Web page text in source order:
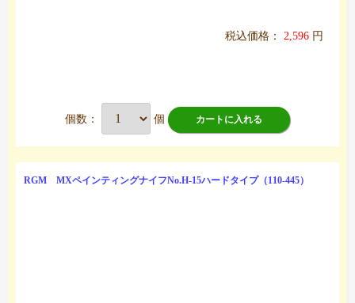
税込価格： 2,596 円
個数： 個 カートに入れる
RGM MXペインティングナイフNo.H-15ハードタイプ（110-445）